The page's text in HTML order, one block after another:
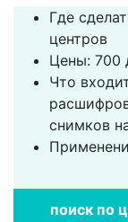
Где
центров
Цены: 700
Что
снимков
поиск по